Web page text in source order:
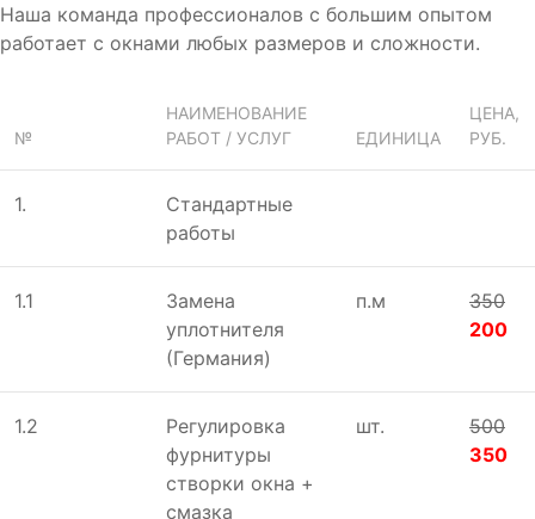
Наша команда профессионалов с большим опытом
работает с окнами любых размеров и сложности.
№
НАИМЕНОВАНИЕ
РАБОТ / УСЛУГ
ЕДИНИЦА
ЦЕНА,
РУБ.
1.
Стандартные
работы
1.1
Замена
уплотнителя
(Германия)
п.м
350
200
1.2
Регулировка
фурнитуры
створки окна +
смазка
шт.
500
350